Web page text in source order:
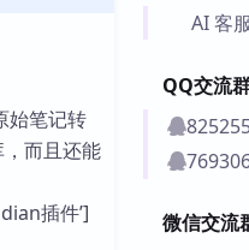
AI 客服
QQ交流
微信交流
始笔记转
而且还能
插件’]